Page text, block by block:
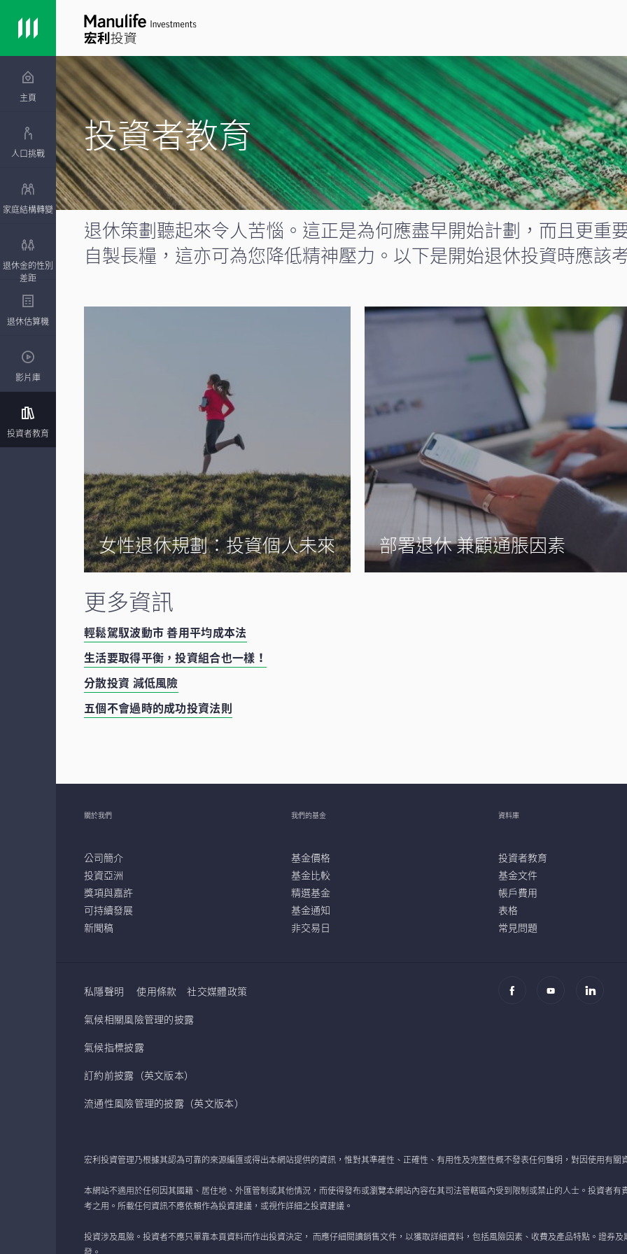
主頁
人口挑戰
家庭結構轉變
退休金的性別
差距
退休估算機
影片庫
投資者教育
投資者教育
退休策劃聽起來令人苦惱。這正是為何應盡早開始計劃，而且更重
自製長糧，這亦可為您降低精神壓力。以下是開始退休投資時應該
女性退休規劃：投資個人未來 部署退休 兼顧通脹因素
更多資訊
輕鬆駕馭波動市 善用平均成本法
生活要取得平衡，投資組合也一樣！
分散投資 減低風險
五個不會過時的成功投資法則
關於我們
公司簡介
投資亞洲
獎項與嘉許
可持續發展
新聞稿
我們的基金
基金價格
基金比較
精選基金
基金通知
非交易日
資料庫
投資者教育
基金文件
帳戶費用
表格
常見問題
私隱聲明 使用條款
社交媒體政策
氣候相關風險管理的披露
氣候指標披露
訂約前披露（英文版本）
流通性風險管理的披露（英文版本）
宏利投資管理乃根據其認為可靠的來源編匯或得出本網站提供的資訊，惟對其準確性、正確性、有用性及完整性概不發表任何聲明，對因使用有關
本網站不適用於任何因其國籍、居住地、外匯管制或其他情況，而使得發布或瀏覽本網站內容在其司法管轄區內受到限制或禁止的人士。投資者
考之用。所載任何資訊不應依賴作為投資建議，或視作詳細之投資建議。
投資涉及風險。投資者不應只單靠本頁資料而作出投資決定， 而應仔細閱讀銷售文件，以獲取詳細資料，包括風險因素、收費及產品特點。證券